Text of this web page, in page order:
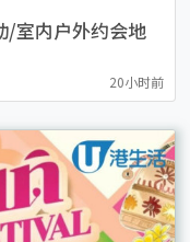
/室内户外约会地
20小时前